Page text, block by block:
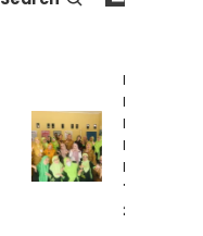
Bunda
Berikan
Dukungan
Posyandu
Persiapan
Tingkat